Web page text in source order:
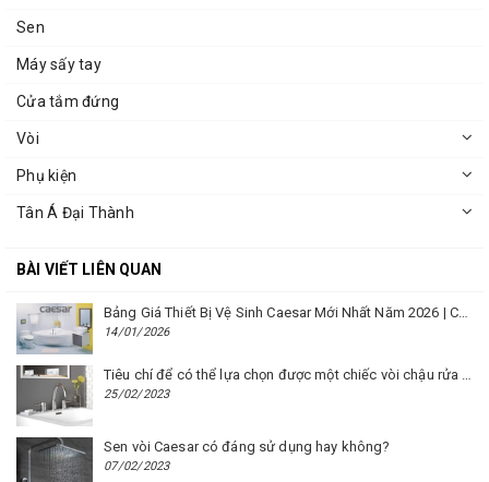
Sen
Máy sấy tay
Cửa tắm đứng
Vòi
Phụ kiện
Tân Á Đại Thành
BÀI VIẾT LIÊN QUAN
Bảng Giá Thiết Bị Vệ Sinh Caesar Mới Nhất Năm 2026 | Cập Nhật Liên Tục Tại BM8.VN
14/01/2026
25/02/2023
Sen vòi Caesar có đáng sử dụng hay không?
07/02/2023